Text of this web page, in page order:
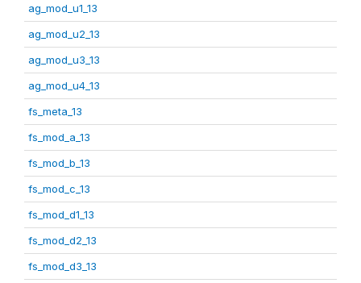
ag_mod_u1_13
ag_mod_u2_13
ag_mod_u3_13
ag_mod_u4_13
fs_meta_13
fs_mod_a_13
fs_mod_b_13
fs_mod_c_13
fs_mod_d1_13
fs_mod_d2_13
fs_mod_d3_13